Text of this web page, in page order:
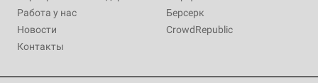
Работа у нас
Новости
Контакты
Берсерк
CrowdRepublic